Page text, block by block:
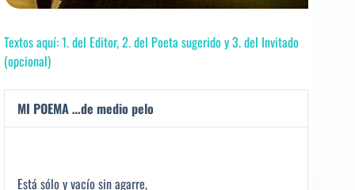
Textos aquí: 1. del Editor, 2. del Poeta sugerido y 3. del Invitado
(opcional)
MI POEMA …de medio pelo
Está sólo y vacío sin agarre,